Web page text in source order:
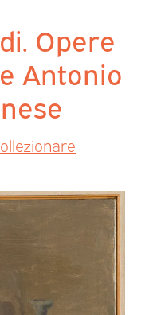
Opere
Antonio